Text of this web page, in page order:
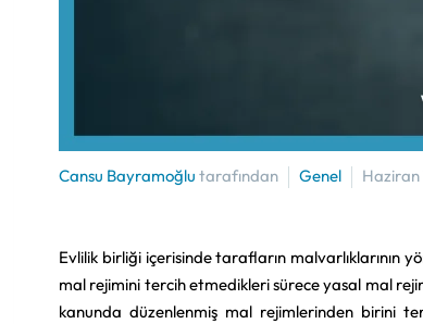
Cansu Bayramoğlu tarafından Genel Haziran
Evlilik birliği içerisinde tarafların malvarlıklarının
mal rejimini tercih etmedikleri sürece yasal mal
kanunda düzenlenmiş mal rejimlerinden birini